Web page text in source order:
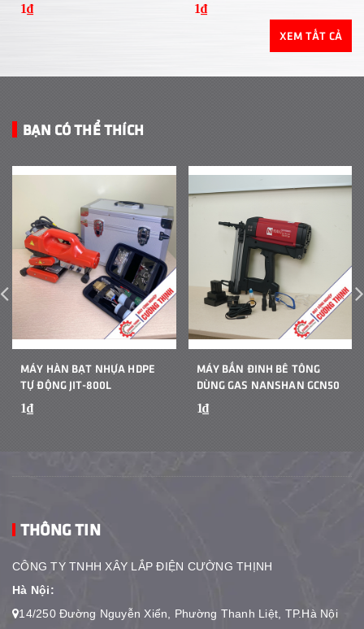
1₫
1₫
XEM TẤT CẢ
BẠN CÓ THỂ THÍCH
MÁY HÀN BẠT NHỰA HDPE
TỰ ĐỘNG JIT-800L
1₫
MÁY BẮN ĐINH BÊ TÔNG
DÙNG GAS NANSHAN GCN50
1₫
THÔNG TIN
CÔNG TY TNHH XÂY LẮP ĐIỆN CƯỜNG THỊNH
Hà Nội:
14/250 Đường Nguyễn Xiển, Phường Thanh Liệt, TP.Hà Nội